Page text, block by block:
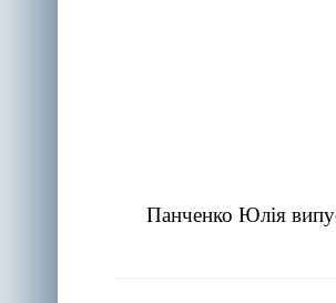
Панченко Юлія